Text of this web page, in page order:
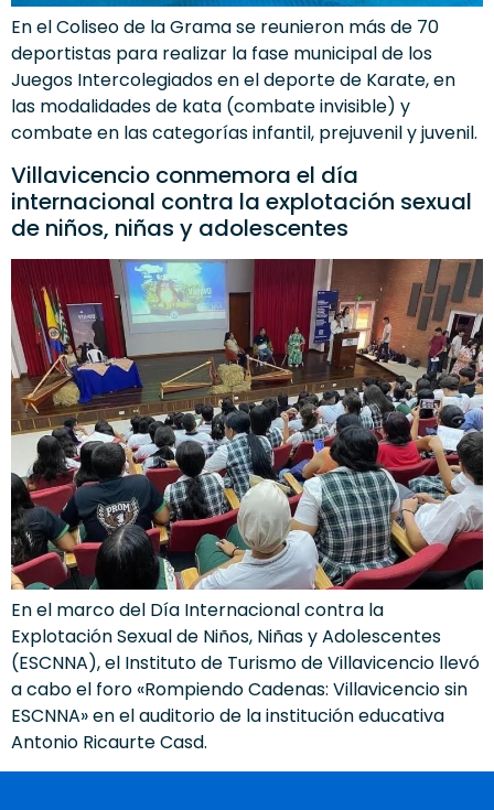
En el Coliseo de la Grama se reunieron más de 70
deportistas para realizar la fase municipal de los
Juegos Intercolegiados en el deporte de Karate, en
las modalidades de kata (combate invisible) y
combate en las categorías infantil, prejuvenil y juvenil.
Villavicencio conmemora el día
internacional contra la explotación sexual
de niños, niñas y adolescentes
En el marco del Día Internacional contra la
Explotación Sexual de Niños, Niñas y Adolescentes
(ESCNNA), el Instituto de Turismo de Villavicencio llevó
a cabo el foro «Rompiendo Cadenas: Villavicencio sin
ESCNNA» en el auditorio de la institución educativa
Antonio Ricaurte Casd.